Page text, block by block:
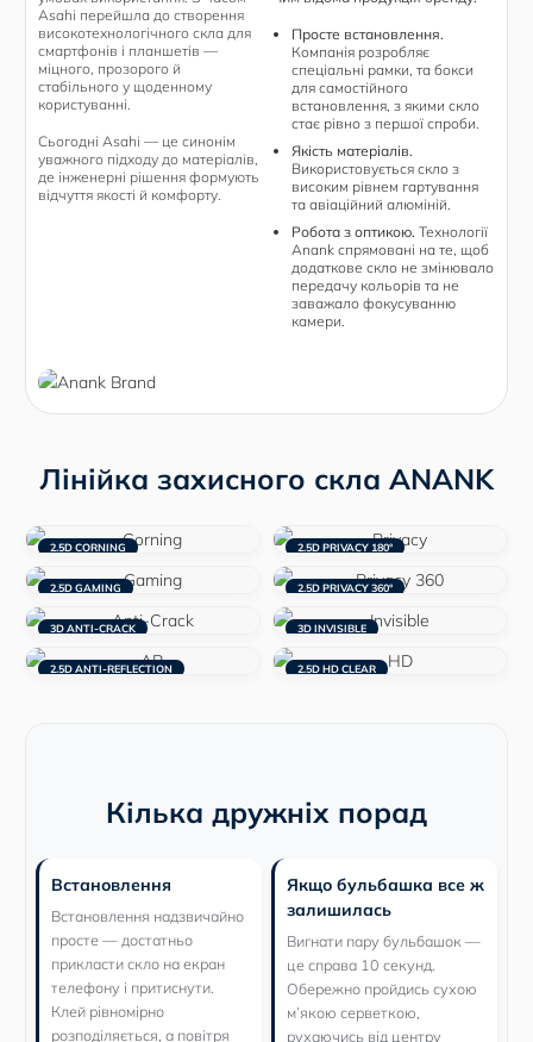
Asahi перейшла до створення
високотехнологічного скла для
смартфонів і планшетів —
міцного, прозорого й
стабільного у щоденному
користуванні.
Сьогодні Asahi — це синонім
уважного підходу до матеріалів,
де інженерні рішення формують
відчуття якості й комфорту.
Просте встановлення.
Компанія розробляє
спеціальні рамки, та бокси
для самостійного
встановлення, з якими скло
стає рівно з першої спроби.
Якість матеріалів.
Використовується скло з
високим рівнем гартування
та авіаційний алюміній.
Робота з оптикою. Технології
Anank спрямовані на те, щоб
додаткове скло не змінювало
передачу кольорів та не
заважало фокусуванню
камери.
Лінійка захисного скла ANANK
2.5D CORNING 2.5D PRIVACY 180°
2.5D GAMING 2.5D PRIVACY 360°
3D ANTI-CRACK 3D INVISIBLE
2.5D ANTI-REFLECTION 2.5D HD CLEAR
Кілька дружніх порад
Встановлення
Встановлення надзвичайно
просте — достатньо
прикласти скло на екран
телефону і притиснути.
Клей рівномірно
розподіляється, а повітря
Якщо бульбашка все ж
залишилась
Вигнати пару бульбашок —
це справа 10 секунд.
Обережно пройдись сухою
м’якою серветкою,
рухаючись від центру